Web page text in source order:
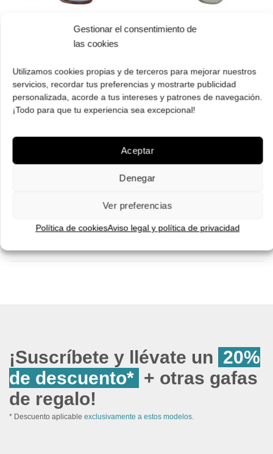
Gestionar el consentimiento de
las cookies
Utilizamos cookies propias y de terceros para mejorar nuestros
servicios, recordar tus preferencias y mostrarte publicidad
personalizada, acorde a tus intereses y patrones de navegación.
¡Todo para que tu experiencia sea excepcional!
Aceptar
Denegar
Ver preferencias
Política de cookiesAviso legal y política de privacidad
Ray Ban RB 4454
139856 56 Lukas
precio
original
era:
163.00 €.
precio
actual
es:
114.00 €.
¡Comprar!
Ray Ban RB 3648M
182.00€ El
precio
original
127.00€El
¡Comprar!
€.
¡Suscríbete y llévate un 20%
de descuento* + otras gafas
de regalo!
* Descuento aplicable exclusivamente a estos modelos.